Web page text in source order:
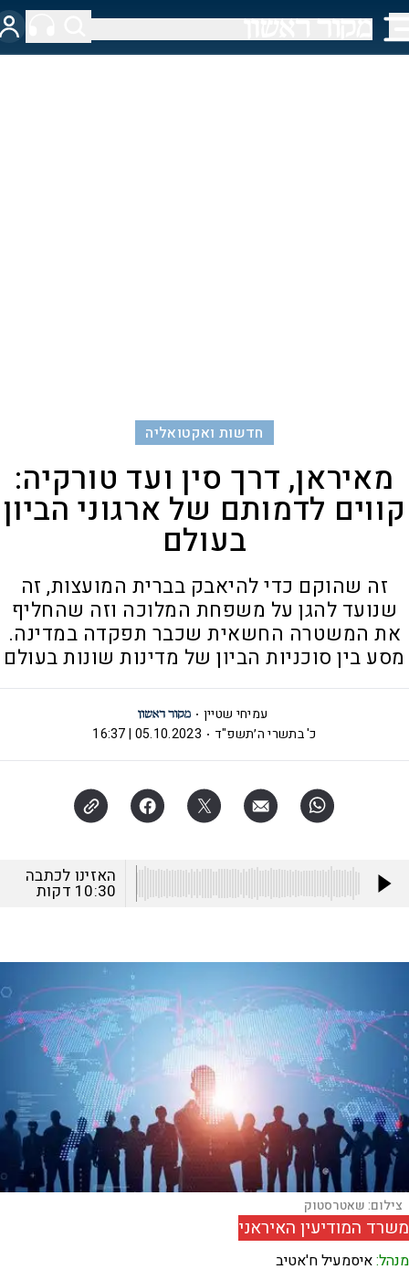
חדשות ואקטואליה
מאיראן, דרך סין ועד טורקיה:
קווים לדמותם של ארגוני הביון
בעולם
זה שהוקם כדי להיאבק בברית המועצות, זה
שנועד להגן על משפחת המלוכה וזה שהחליף
את המשטרה החשאית שכבר תפקדה במדינה.
מסע בין סוכניות הביון של מדינות שונות בעולם
עמיחי שטיין
כ' בתשרי ה׳תשפ"ד
05.10.2023 | 16:37
האזינו לכתבה
10:30 דקות
צילום:שאטרסטוק
משרד המודיעין האיראני
מנהל:איסמעיל ח'אטיב